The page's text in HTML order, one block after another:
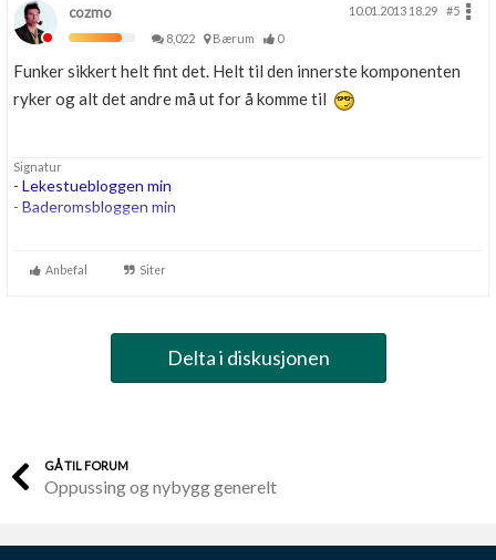
cozmo 10.01.2013 18.29
#5
8,022
Bærum 0
Funker sikkert helt fint det. Helt til den innerste komponenten
ryker og alt det andre må ut for å komme til
Signatur
- Lekestuebloggen min
- Baderomsbloggen min
Anbefal Siter
Delta i diskusjonen
GÅ TIL FORUM
Oppussing og nybygg generelt